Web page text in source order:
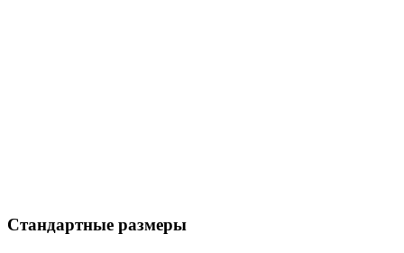
Стандартные размеры